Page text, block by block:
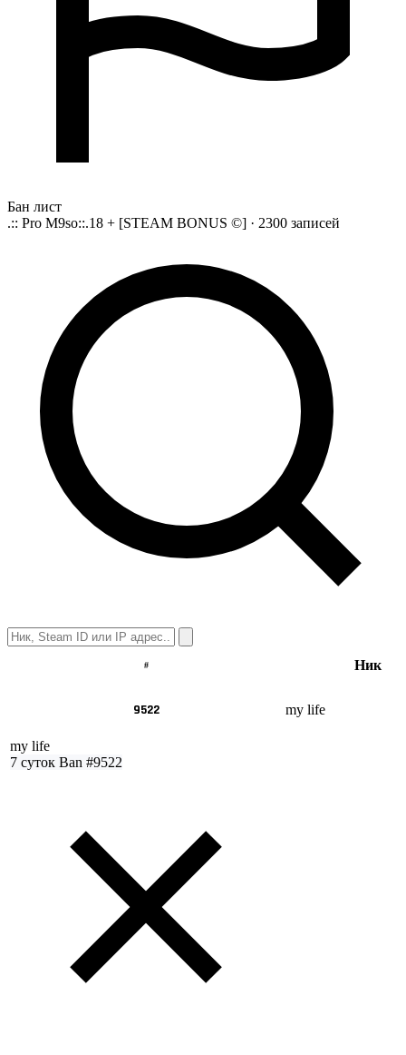
Бан лист
.:: Pro M9so::.18 + [STEAM BONUS ©] · 2300 записей
# Ник
9522 my life
my life
7 суток Ban #9522